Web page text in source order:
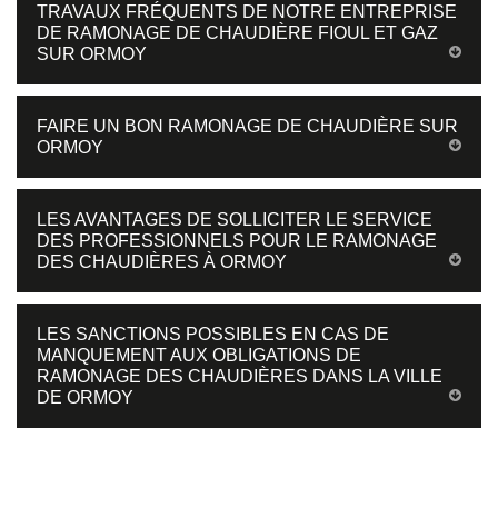
TRAVAUX FRÉQUENTS DE NOTRE ENTREPRISE
DE RAMONAGE DE CHAUDIÈRE FIOUL ET GAZ
SUR ORMOY
FAIRE UN BON RAMONAGE DE CHAUDIÈRE SUR
ORMOY
LES AVANTAGES DE SOLLICITER LE SERVICE
DES PROFESSIONNELS POUR LE RAMONAGE
DES CHAUDIÈRES À ORMOY
LES SANCTIONS POSSIBLES EN CAS DE
MANQUEMENT AUX OBLIGATIONS DE
RAMONAGE DES CHAUDIÈRES DANS LA VILLE
DE ORMOY